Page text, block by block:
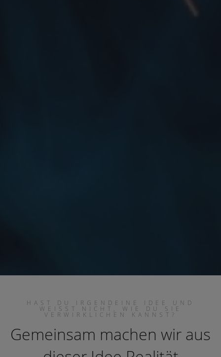
HAST DU IRGENDEINE IDEE UND
WEISST NICHT, WIE DU SIE
VERWIRKLICHEN KANNST?
Gemeinsam machen wir aus